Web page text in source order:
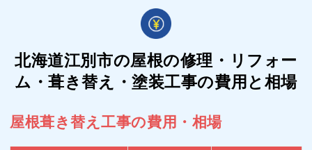
北海道江別市の屋根の修理・リフォー
ム・葺き替え・塗装工事の費用と相場
屋根葺き替え工事の費用・相場